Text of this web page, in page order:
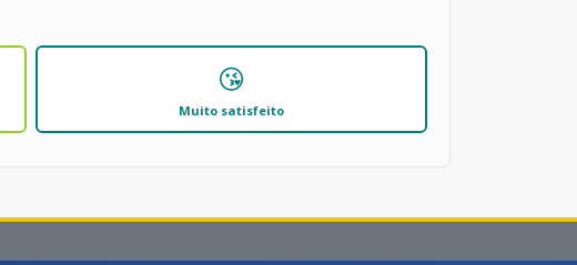
😘
Muito satisfeito